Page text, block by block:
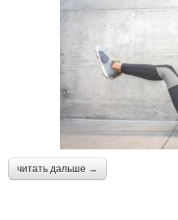
читать дальше →